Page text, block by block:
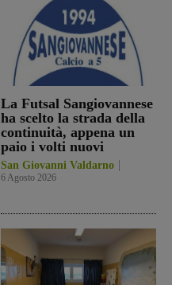
La Futsal Sangiovannese
ha scelto la strada della
continuità, appena un
paio i volti nuovi
San Giovanni Valdarno
6 Agosto 2026